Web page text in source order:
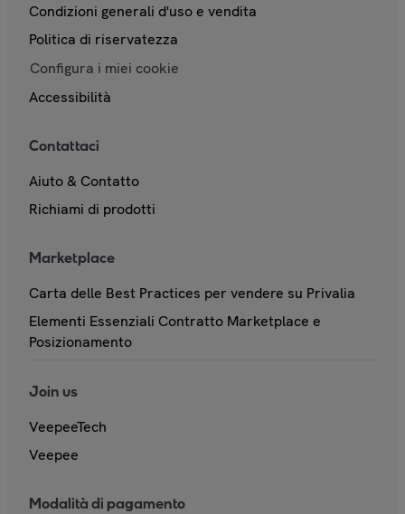
Condizioni generali d'uso e vendita
Politica di riservatezza
Configura i miei cookie
Accessibilità
Contattaci
Aiuto & Contatto
Richiami di prodotti
Marketplace
Carta delle Best Practices per vendere su Privalia
Elementi Essenziali Contratto Marketplace e
Posizionamento
Join us
VeepeeTech
Veepee
Modalità di pagamento